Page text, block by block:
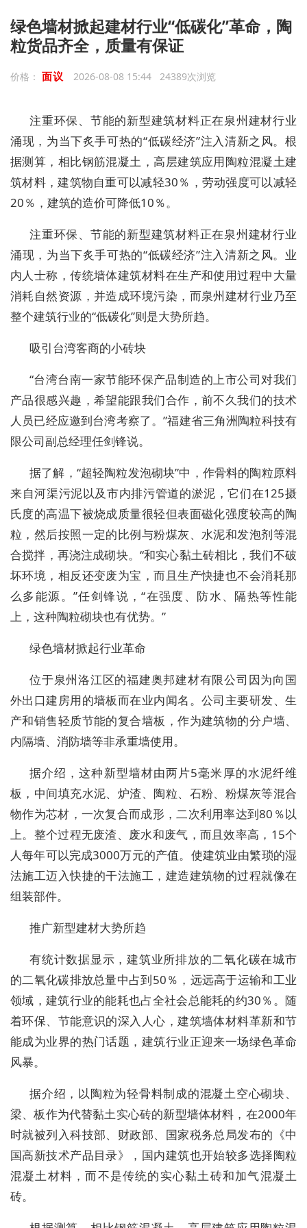
绿色墙材掀起建材行业“低碳化”革命，陶
粒货品齐全，质量有保证
价格： 面议 2026-08-08 15:44 24389次浏览
注重环保、节能的新型建筑材料正在泉州建材行业
涌现，为当下炙手可热的“低碳经济”注入清新之风。根
据测算，相比钢筋混凝土，高层建筑应用陶粒混凝土建
筑材料，建筑物自重可以减轻30％，劳动强度可以减轻
20％，建筑的造价可降低10％。
注重环保、节能的新型建筑材料正在泉州建材行业
涌现，为当下炙手可热的“低碳经济”注入清新之风。业
内人士称，传统墙体建筑材料在生产和使用过程中大量
消耗自然资源，并造成环境污染，而泉州建材行业乃至
整个建筑行业的“低碳化”则是大势所趋。
吸引台湾客商的小砖块
“台湾台南一家节能环保产品制造的上市公司对我们
产品很感兴趣，希望能跟我们合作，前不久我们的技术
人员已经应邀到台湾考察了。”福建省三角洲陶粒科技有
限公司副总经理任剑锋说。
据了解，“超轻陶粒发泡砌块”中，作骨料的陶粒原料
来自河渠污泥以及市内排污管道的淤泥，它们在125摄
氏度的高温下被烧成质量很轻但表面磁化强度较高的陶
粒，然后按照一定的比例与粉煤灰、水泥和发泡剂等混
合搅拌，再浇注成砌块。“和实心黏土砖相比，我们不破
坏环境，相反还变废为宝，而且生产快捷也不会消耗那
么多能源。”任剑锋说，“在强度、防水、隔热等性能
上，这种陶粒砌块也有优势。”
绿色墙材掀起行业革命
位于泉州洛江区的福建奥邦建材有限公司因为向国
外出口建房用的墙板而在业内闻名。公司主要研发、生
产和销售轻质节能的复合墙板，作为建筑物的分户墙、
内隔墙、消防墙等非承重墙使用。
据介绍，这种新型墙材由两片5毫米厚的水泥纤维
板，中间填充水泥、炉渣、陶粒、石粉、粉煤灰等混合
物作为芯材，一次复合而成形，二次利用率达到80％以
上。整个过程无废渣、废水和废气，而且效率高，15个
人每年可以完成3000万元的产值。使建筑业由繁琐的湿
法施工迈入快捷的干法施工，建造建筑物的过程就像在
组装部件。
推广新型建材大势所趋
有统计数据显示，建筑业所排放的二氧化碳在城市
的二氧化碳排放总量中占到50％，远远高于运输和工业
领域，建筑行业的能耗也占全社会总能耗的约30％。随
着环保、节能意识的深入人心，建筑墙体材料革新和节
能成为业界的热门话题，建筑行业正迎来一场绿色革命
风暴。
据介绍，以陶粒为轻骨料制成的混凝土空心砌块、
梁、板作为代替黏土实心砖的新型墙体材料，在2000年
时就被列入科技部、财政部、国家税务总局发布的《中
国高新技术产品目录》，国内建筑也开始较多选择陶粒
混凝土材料，而不是传统的实心黏土砖和加气混凝土
砖。